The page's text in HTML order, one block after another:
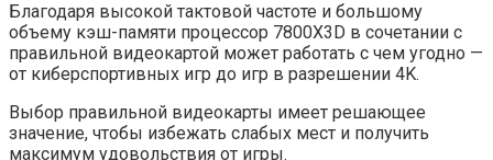
Благодаря высокой тактовой частоте и большому
объему кэш-памяти процессор 7800X3D в сочетании с
правильной видеокартой может работать с чем угодно —
от киберспортивных игр до игр в разрешении 4K.
Выбор правильной видеокарты имеет решающее
значение, чтобы избежать слабых мест и получить
максимум удовольствия от игры.